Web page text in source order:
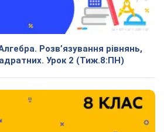
Розв’язування рівнянь,
Урок 2 (Тиж.8:ПН)